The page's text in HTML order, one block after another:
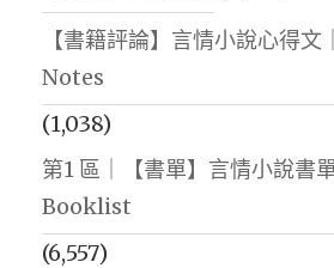
【書籍評論】言情小說心得
Notes
(1,038)
第1 區｜【書單】言情小說書
Booklist
(6,557)